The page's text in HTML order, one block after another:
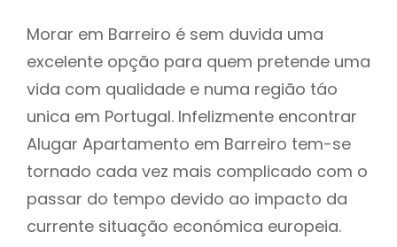
Morar em Barreiro é sem duvida uma
excelente opção para quem pretende uma
vida com qualidade e numa região táo
unica em Portugal. Infelizmente encontrar
Alugar Apartamento em Barreiro tem-se
tornado cada vez mais complicado com o
passar do tempo devido ao impacto da
currente situação económica europeia.